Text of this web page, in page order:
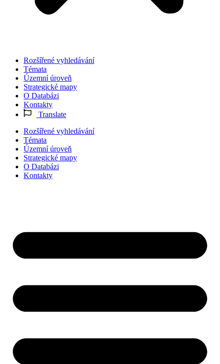
Rozšířené vyhledávání
Témata
Územní úroveň
Strategické mapy
O Databázi
Kontakty
Translate
Rozšířené vyhledávání
Témata
Územní úroveň
Strategické mapy
O Databázi
Kontakty